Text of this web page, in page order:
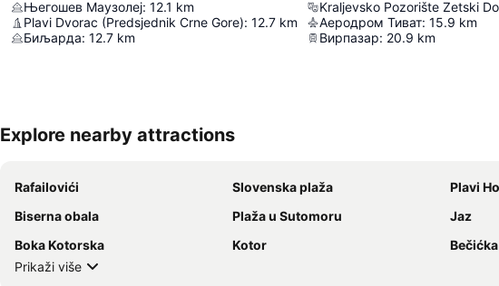
Његошев Маузолеј: 12.1 km
Plavi Dvorac (Predsjednik Crne Gore): 12.7 km
Биљарда: 12.7 km
Kraljevsko Pozorište Zetski
Аеродром Тиват: 15.9 km
Вирпазар: 20.9 km
Explore nearby attractions
Rafailovići Slovenska plaža Plavi
Biserna obala
Plaža u Sutomoru Jaz
Boka Kotorska
Kotor
Prikaži više